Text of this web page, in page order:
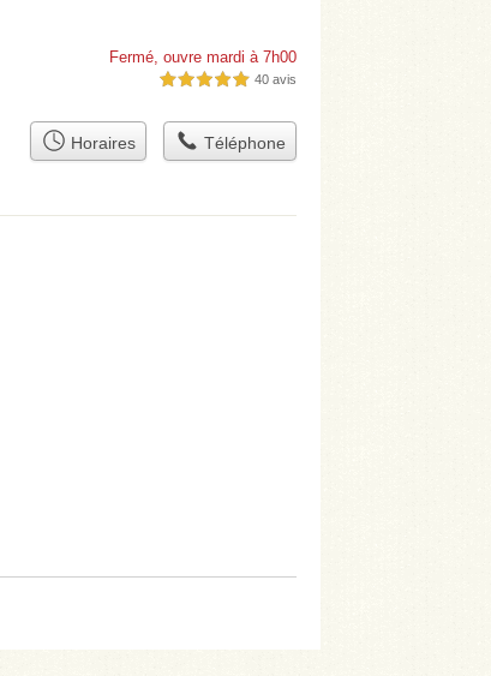
Fermé, ouvre mardi à 7h00
5,0 étoiles sur 5 40 avis
Horaires Téléphone